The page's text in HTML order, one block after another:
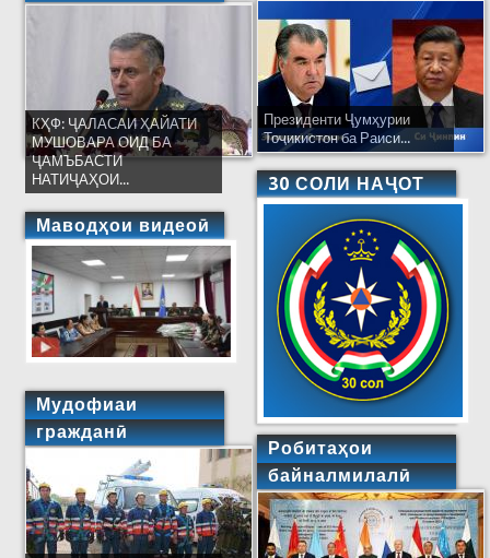
КҲФ: ҶАЛАСАИ ҲАЙАТИ
МУШОВАРА ОИД БА
ҶАМЪБАСТИ
НАТИҶАҲОИ...
Маводҳои видеоӣ
Мудофиаи
гражданӣ
Президенти Ҷумҳурии
Тоҷикистон ба Раиси...
30 СОЛИ НАҶОТ
Робитаҳои
байналмилалӣ